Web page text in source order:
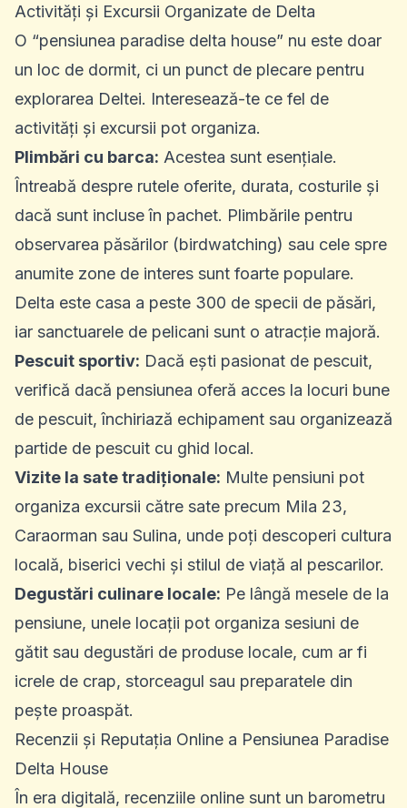
Activități și Excursii Organizate de Delta
O “pensiunea paradise delta house” nu este doar
un loc de dormit, ci un punct de plecare pentru
explorarea Deltei. Interesează-te ce fel de
activități și excursii pot organiza.
Plimbări cu barca: Acestea sunt esențiale.
Întreabă despre rutele oferite, durata, costurile și
dacă sunt incluse în pachet. Plimbările pentru
observarea păsărilor (birdwatching) sau cele spre
anumite zone de interes sunt foarte populare.
Delta este casa a peste 300 de specii de păsări,
iar sanctuarele de pelicani sunt o atracție majoră.
Pescuit sportiv: Dacă ești pasionat de pescuit,
verifică dacă pensiunea oferă acces la locuri bune
de pescuit, închiriază echipament sau organizează
partide de pescuit cu ghid local.
Vizite la sate tradiționale: Multe pensiuni pot
organiza excursii către sate precum Mila 23,
Caraorman sau Sulina, unde poți descoperi cultura
locală, biserici vechi și stilul de viață al pescarilor.
Degustări culinare locale: Pe lângă mesele de la
pensiune, unele locații pot organiza sesiuni de
gătit sau degustări de produse locale, cum ar fi
icrele de crap, storceagul sau preparatele din
pește proaspăt.
Recenzii și Reputația Online a Pensiunea Paradise
Delta House
În era digitală, recenziile online sunt un barometru